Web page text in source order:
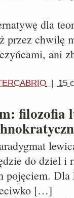
dla
przez chwilę
ani
| 15
filozofia
do dziel i
Dla
[…]